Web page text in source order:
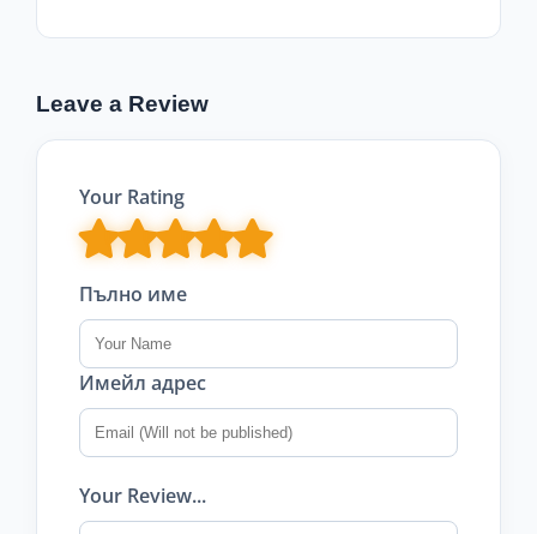
Leave a Review
Your Rating
Пълно име
Имейл адрес
Your Review...